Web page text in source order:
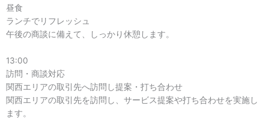
昼食
ランチでリフレッシュ
午後の商談に備えて、しっかり休憩します。
13:00
訪問・商談対応
関西エリアの取引先へ訪問し提案・打ち合わせ
関西エリアの取引先を訪問し、サービス提案や打ち合わせを実施し
ます。